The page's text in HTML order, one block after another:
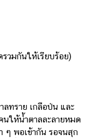
วมกันให้เรียบร้อย)
ทราย เกลือป่น และ
นให้น้ำตาลละลายหมด
พอเข้ากัน รอจนสุก